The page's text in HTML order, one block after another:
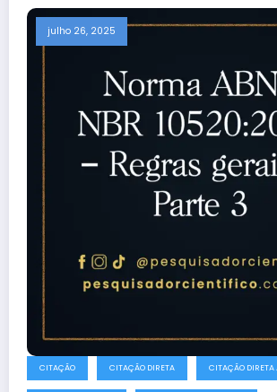
julho 26, 2025
CITAÇÃO CITAÇÃO DIRETA CITAÇÃO DIRETA